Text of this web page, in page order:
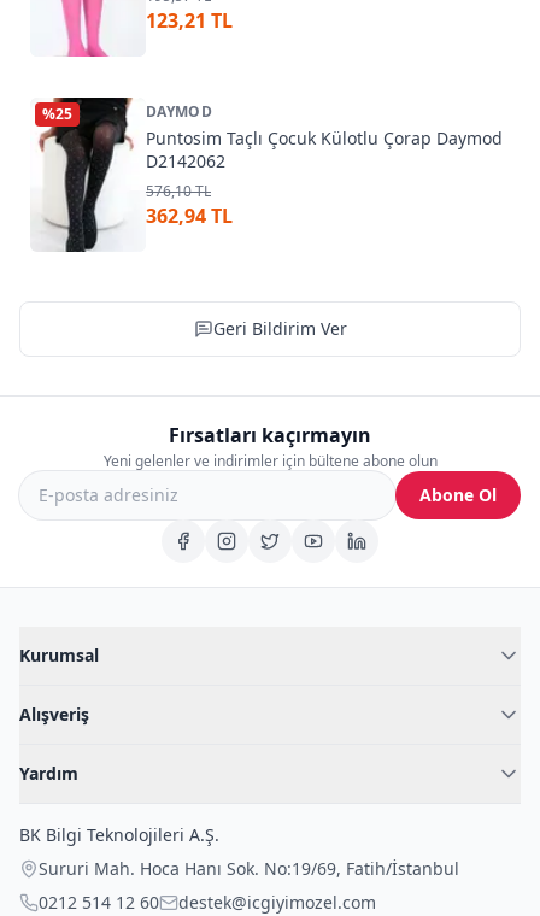
123,21 TL
%25 DAYMOD
Puntosim Taçlı Çocuk Külotlu Çorap Daymod
D2142062
576,10 TL
362,94 TL
Geri Bildirim Ver
Fırsatları kaçırmayın
Yeni gelenler ve indirimler için bültene abone olun
Abone Ol
Kurumsal
Blog
İç Giyim Rehberi
Alışveriş
Fantazi İç Giyim
Çocuk İç Giyim
Outlet Fırsatları
Yardım
İade Politikası
BK Bilgi Teknolojileri A.Ş.
Sururi Mah. Hoca Hanı Sok. No:19/69, Fatih/İstanbul
0212 514 12 60
destek@icgiyimozel.com